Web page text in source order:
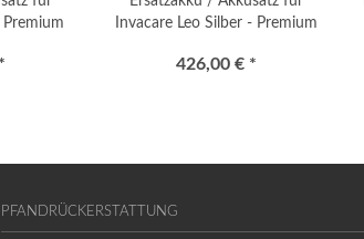
Premium
Invacare Leo Silber - Premium
426,00 € *
PFANDRÜCKERSTATTUNG